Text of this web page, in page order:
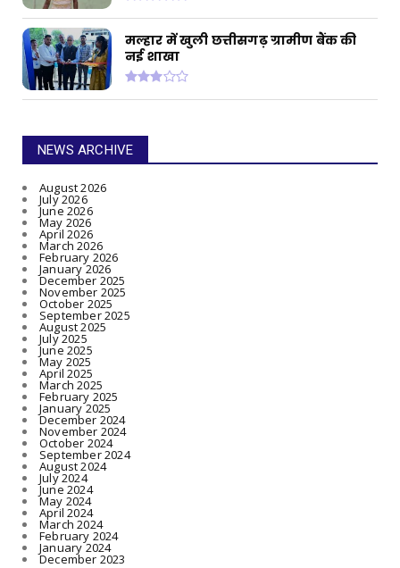
मल्हार में खुली छत्तीसगढ़ ग्रामीण बैंक की
नई शाखा
NEWS ARCHIVE
August 2026
July 2026
June 2026
May 2026
April 2026
March 2026
February 2026
January 2026
December 2025
November 2025
October 2025
September 2025
August 2025
July 2025
June 2025
May 2025
April 2025
March 2025
February 2025
January 2025
December 2024
November 2024
October 2024
September 2024
August 2024
July 2024
June 2024
May 2024
April 2024
March 2024
February 2024
January 2024
December 2023